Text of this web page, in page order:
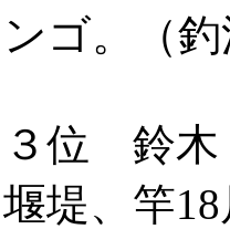
ンゴ。（
３位 鈴
堰堤、竿